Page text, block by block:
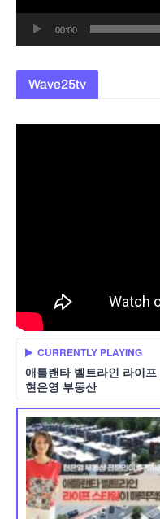
00:00
Wave25tv
CURRENTLY PLAYING
애틀랜타 벨트라인 라이
현은영 부동산